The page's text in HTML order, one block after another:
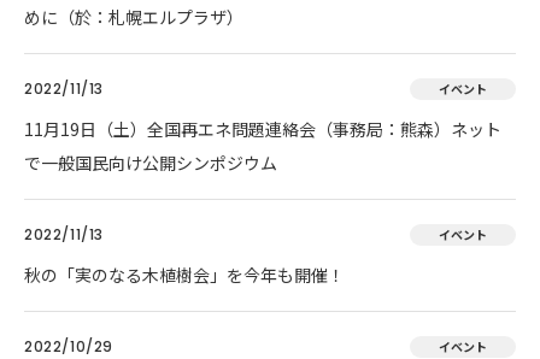
めに（於：札幌エルプラザ）
2022/11/13 イベント
11月19日（土）全国再エネ問題連絡会（事務局：熊森）ネット
で一般国民向け公開シンポジウム
2022/11/13 イベント
秋の「実のなる木植樹会」を今年も開催！
2022/10/29 イベント